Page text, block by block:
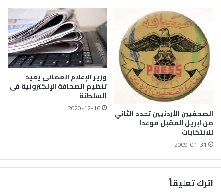
الصحفيين الأردنيين تحدد الثاني
من ابريل المقبل موعدا
للانتخابات
2009-01-31
وزير الإعلام العمانى يعيد
تنظيم الصحافة الإلكترونية فى
السلطنة
2020-12-16
اترك تعليقاً